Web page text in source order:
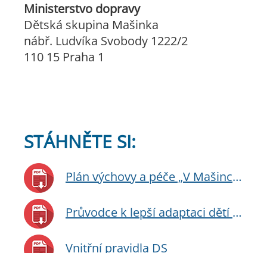
Ministerstvo dopravy
Dětská skupina Mašinka
nábř. Ludvíka Svobody 1222/2
110 15 Praha 1
STÁHNĚTE SI:
Plán výchovy a péče „V Mašince poznáváme svět“
Průvodce k lepší adaptaci dětí do DS
Vnitřní pravidla DS